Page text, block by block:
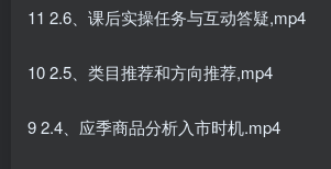
11 2.6、课后实操任务与互动答疑,mp4
10 2.5、类目推荐和方向推荐,mp4
9 2.4、应季商品分析入市时机.mp4